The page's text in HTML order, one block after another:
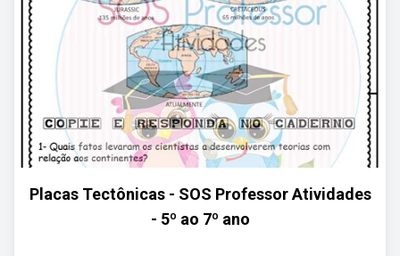
Placas Tectônicas - SOS Professor Atividades
- 5º ao 7º ano